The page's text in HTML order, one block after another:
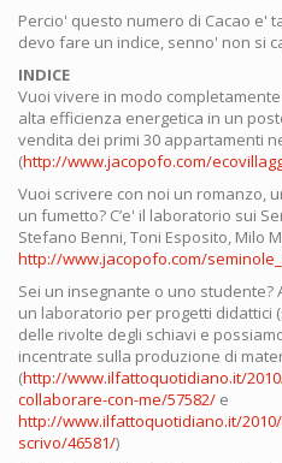
Percio' questo numero di Cacao e'
devo fare un indice, senno' non si
INDICE
Vuoi vivere in modo
alta efficienza energetica in un
vendita dei primi 30 appartamenti
(http://www.jacopofo.com/
Vuoi scrivere con noi un romanzo,
un fumetto? C’e' il laboratorio sui
Stefano Benni, Toni Esposito, Milo
http://www.jacopofo.com/
Sei un insegnante o uno
un laboratorio per progetti didattici
delle rivolte degli schiavi e
incentrate sulla produzione di
(http://www.ilfattoquotidiano.it/
collaborare-con-me/57582/ e
http://www.ilfattoquotidiano.it/
scrivo/46581/)